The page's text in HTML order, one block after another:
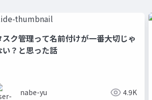
スク管理って名前付けが一番大切じゃ
い？と思った話
nabe-yu 4.9K